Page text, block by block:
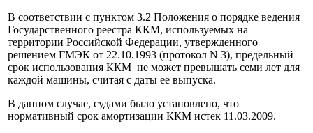
В соответствии с пунктом 3.2 Положения о порядке ведения
Государственного реестра ККМ, используемых на
территории Российской Федерации, утвержденного
решением ГМЭК от 22.10.1993 (протокол N 3), предельный
срок использования ККМ не может превышать семи лет для
каждой машины, считая с даты ее выпуска.
В данном случае, судами было установлено, что
нормативный срок амортизации ККМ истек 11.03.2009.